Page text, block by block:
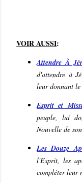
VOIR AUSSI:
Attendre À
d'attendre à
leur donnant le
Esprit et
peuple, lui
Nouvelle de
Les Douze
l'Esprit, les
compléter leur